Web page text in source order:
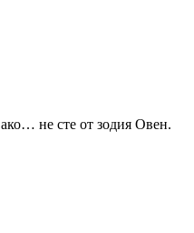
не сте от зодия Овен.